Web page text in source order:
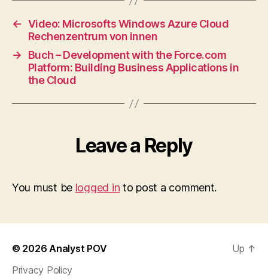
← Video: Microsofts Windows Azure Cloud
Rechenzentrum von innen
→
Buch – Development with the Force.com
Platform: Building Business Applications in
the Cloud
Leave a Reply
You must be logged in to post a comment.
© 2026Analyst POV
Privacy Policy
Up ↑